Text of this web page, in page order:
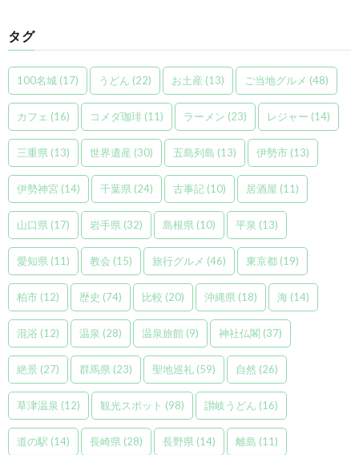
タグ
100名城 (17) うどん (22) お土産 (13) ご当地グルメ (48)
カフェ (16) コメダ珈琲 (11) ラーメン (23) レジャー (14)
三重県 (13) 世界遺産 (30) 五島列島 (13) 伊勢市 (13)
伊勢神宮 (14) 千葉県 (24) 古事記 (10) 居酒屋 (11)
山口県 (17) 岩手県 (32) 島根県 (10) 平泉 (13)
愛知県 (11) 教会 (15) 旅行グルメ (46) 東京都 (19)
柏市 (12) 歴史 (74) 比較 (20) 沖縄県 (18) 海 (14)
混浴 (12) 温泉 (28) 温泉旅館 (9) 神社仏閣 (37)
絶景 (27) 群馬県 (23) 聖地巡礼 (59) 自然 (26)
草津温泉 (12) 観光スポット (98) 讃岐うどん (16)
道の駅 (14) 長崎県 (28) 長野県 (14) 離島 (11)